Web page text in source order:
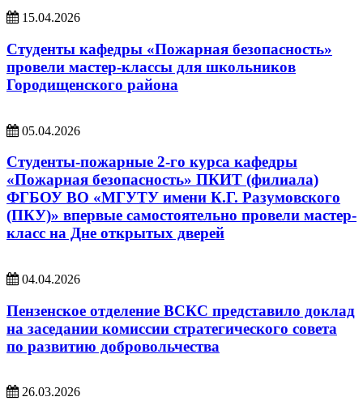
15.04.2026
Студенты кафедры «Пожарная безопасность»
провели мастер-классы для школьников
Городищенского района
05.04.2026
Студенты-пожарные 2-го курса кафедры
«Пожарная безопасность» ПКИТ (филиала)
ФГБОУ ВО «МГУТУ имени К.Г. Разумовского
(ПКУ)» впервые самостоятельно провели мастер-
класс на Дне открытых дверей
04.04.2026
Пензенское отделение ВСКС представило доклад
на заседании комиссии стратегического совета
по развитию добровольчества
26.03.2026